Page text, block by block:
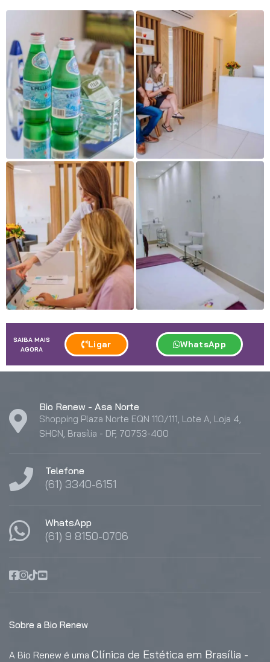
SAIBA MAIS
AGORA
Ligar WhatsApp
Bio Renew - Asa Norte
Shopping Plaza Norte EQN 110/111, Lote A, Loja 4,
SHCN, Brasília - DF, 70753-400
Telefone
(61) 3340-6151
WhatsApp
(61) 9 8150-0706
Sobre a Bio Renew
A Bio Renew é uma Clínica de Estética em Brasília -